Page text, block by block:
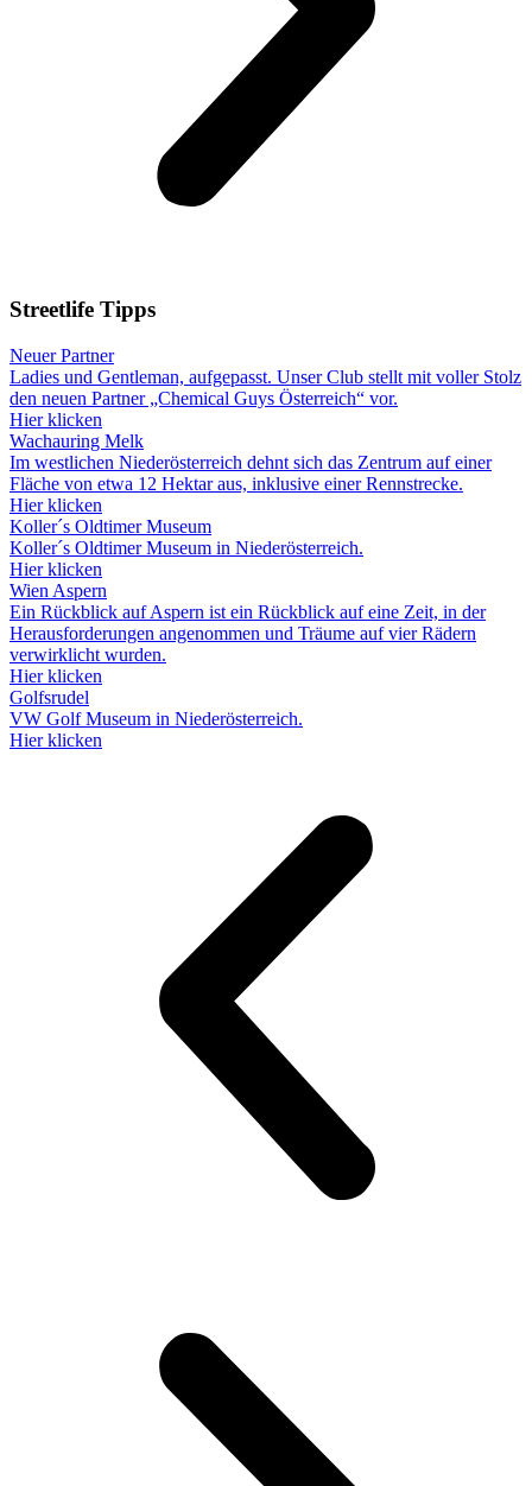
Streetlife Tipps
Neuer Partner
Ladies und Gentleman, aufgepasst. Unser Club stellt mit voller Stolz
den neuen Partner „Chemical Guys Österreich“ vor.
Hier klicken
Wachauring Melk
Im westlichen Niederösterreich dehnt sich das Zentrum auf einer
Fläche von etwa 12 Hektar aus, inklusive einer Rennstrecke.
Hier klicken
Koller´s Oldtimer Museum
Koller´s Oldtimer Museum in Niederösterreich.
Hier klicken
Wien Aspern
Ein Rückblick auf Aspern ist ein Rückblick auf eine Zeit, in der
Herausforderungen angenommen und Träume auf vier Rädern
verwirklicht wurden.
Hier klicken
Golfsrudel
VW Golf Museum in Niederösterreich.
Hier klicken